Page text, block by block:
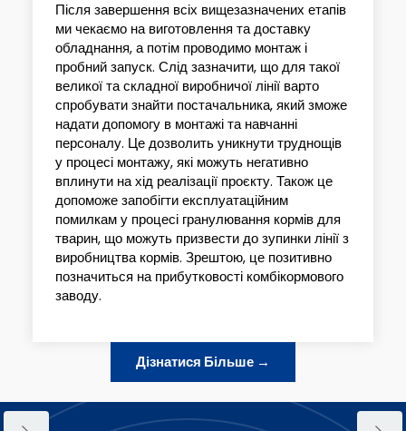
Після завершення всіх вищезазначених етапів
ми чекаємо на виготовлення та доставку
обладнання, а потім проводимо монтаж і
пробний запуск. Слід зазначити, що для такої
великої та складної виробничої лінії варто
спробувати знайти постачальника, який зможе
надати допомогу в монтажі та навчанні
персоналу. Це дозволить уникнути труднощів
у процесі монтажу, які можуть негативно
вплинути на хід реалізації проєкту. Також це
допоможе запобігти експлуатаційним
помилкам у процесі гранулювання кормів для
тварин, що можуть призвести до зупинки лінії з
виробництва кормів. Зрештою, це позитивно
позначиться на прибутковості комбікормового
заводу.
Дізнатися Більше →